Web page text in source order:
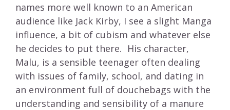
names more well known to an American
audience like Jack Kirby, I see a slight Manga
influence, a bit of cubism and whatever else
he decides to put there. His character,
Malu, is a sensible teenager often dealing
with issues of family, school, and dating in
an environment full of douchebags with the
understanding and sensibility of a manure